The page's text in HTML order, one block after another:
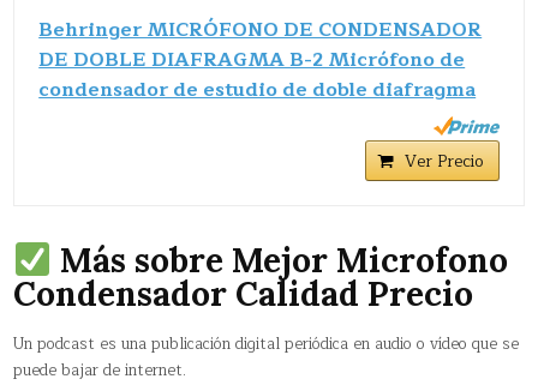
Behringer MICRÓFONO DE CONDENSADOR
DE DOBLE DIAFRAGMA B-2 Micrófono de
condensador de estudio de doble diafragma
Ver Precio
Más sobre Mejor Microfono
Condensador Calidad Precio
Un podcast es una publicación digital periódica en audio o vídeo que se
puede bajar de internet.